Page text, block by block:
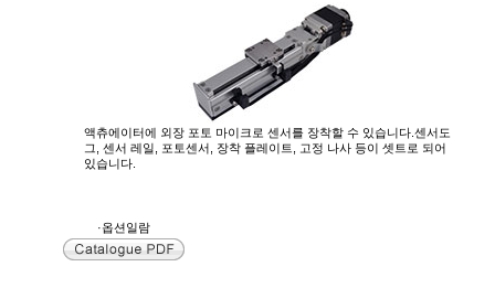
액츄에이터에 외장 포토 마이크로 센서를 장착할 수 있습니다.센서도
그, 센서 레일, 포토센서, 장착 플레이트, 고정 나사 등이 셋트로 되어
있습니다.
·옵션일람